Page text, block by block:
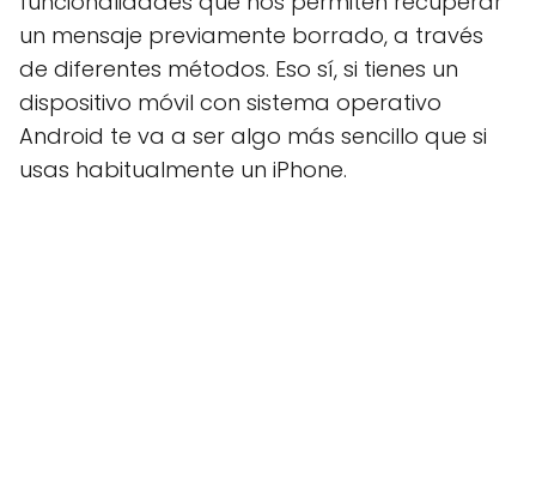
un mensaje previamente borrado, a través
de diferentes métodos. Eso sí, si tienes un
dispositivo móvil con sistema operativo
Android te va a ser algo más sencillo que si
usas habitualmente un iPhone.